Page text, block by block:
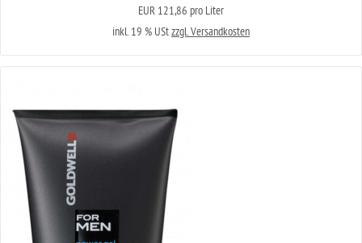
EUR 121,86 pro Liter
inkl. 19 % UStzzgl. Versandkosten